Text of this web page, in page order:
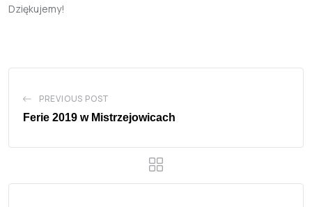
Dziękujemy!
PREVIOUS POST
Ferie 2019 w Mistrzejowicach